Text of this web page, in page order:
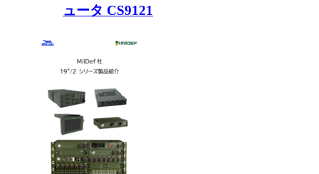
ュータ CS9121